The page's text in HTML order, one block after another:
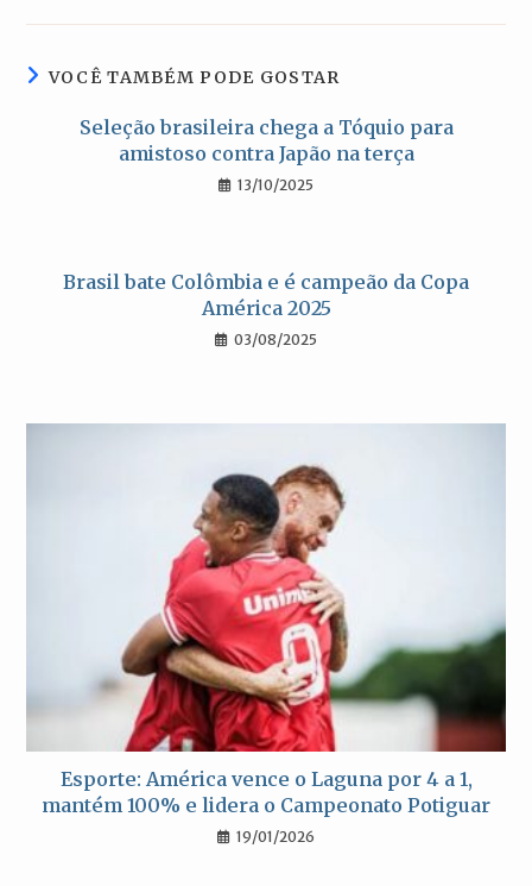
nova nova nova nova
VOCÊ TAMBÉM PODE GOSTAR
Seleção brasileira chega a Tóquio para
amistoso contra Japão na terça
13/10/2025
Brasil bate Colômbia e é campeão da Copa
América 2025
03/08/2025
Esporte: América vence o Laguna por 4 a 1,
mantém 100% e lidera o Campeonato Potiguar
19/01/2026